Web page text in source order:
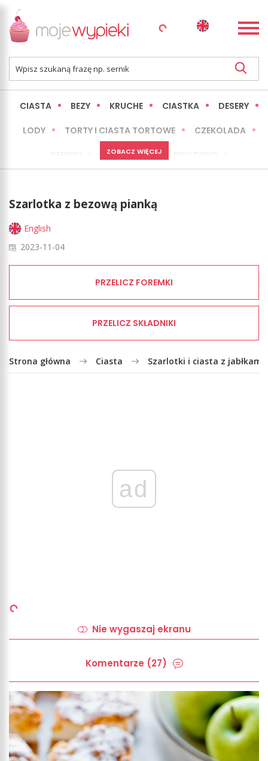
CIASTA BEZY KRUCHE CIASTKA DESERY
LODY TORTY I CIASTA TORTOWE CZEKOLADA
MINI WYPIEKI
LŻEJSZE / ZDROWSZE
ZOBACZ WIĘCEJ
Szarlotka z bezową pianką
English
2023-11-04
PRZELICZ FOREMKI
PRZELICZ SKŁADNIKI
Strona główna Ciasta Szarlotki i ciasta z jabłkami
ad
Nie wygaszaj ekranu
Komentarze (27)